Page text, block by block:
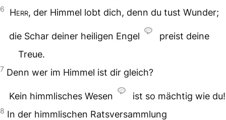
6 Herr, der Himmel lobt dich, denn du tust Wunder;
die Schar deiner heiligen Engel
preist deine
Treue.
7 Denn wer im Himmel ist dir gleich?
Kein himmlisches Wesen ist so mächtig wie du!
8 In der himmlischen Ratsversammlung